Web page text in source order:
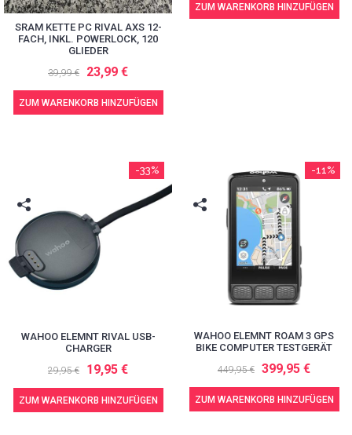
SRAM KETTE PC RIVAL AXS 12-
FACH, INKL. POWERLOCK, 120
GLIEDER
39,99 € 23,99 €
ZUM WARENKORB HINZUFÜGEN
ZUM WARENKORB HINZUFÜGEN
-33%
WAHOO ELEMNT RIVAL USB-
CHARGER
29,95 € 19,95 €
ZUM WARENKORB HINZUFÜGEN
-11%
WAHOO ELEMNT ROAM 3 GPS
BIKE COMPUTER TESTGERÄT
449,95 € 399,95 €
ZUM WARENKORB HINZUFÜGEN